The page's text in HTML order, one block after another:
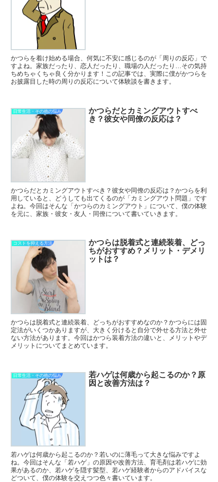
かつらを着け始める場合、何気に不安に感じるのが「周りの反応」で
すよね。家族だったり、恋人だったり、職場の人だったり…その気持
ちめちゃくちゃ良く分かります！この記事では、実際に僕がかつらを
お披露目した時の周りの反応について体験談を書きます。
日常生活・その他の悩み
かつらだとカミングアウトすべ
き？彼女や同僚の反応は？
かつらだとカミングアウトすべき？彼女や同僚の反応は？かつらを利
用していると、どうしても出てくるのが「カミングアウト問題」です
よね。今回はそんな「かつらのカミングアウト」について、僕の体験
を元に、家族・彼女・友人・同僚について書いていきます。
コストを抑える方法
かつらは脱着式と連続装着、どっ
ちがおすすめ？メリット・デメリ
ットは？
かつらは脱着式と連続装着、どっちがおすすめなのか？かつらには固
定法がいくつかありますが、大きく分けると自分で外せる方法と外せ
ない方法があります。今回はかつら装着方法の違いと、メリットやデ
メリットについてまとめています。
日常生活・その他の悩み
若ハゲは何歳から起こるのか？原
因と改善方法は？
若ハゲは何歳から起こるのか？若いのに薄毛って大きな悩みですよ
ね。今回はそんな「若ハゲ」の原因や改善方法、育毛剤は若ハゲに効
果があるのか、若ハゲを隠す髪型、若ハゲ経験者からのアドバイスな
どついて、僕の体験を交えつつ色々書いています。